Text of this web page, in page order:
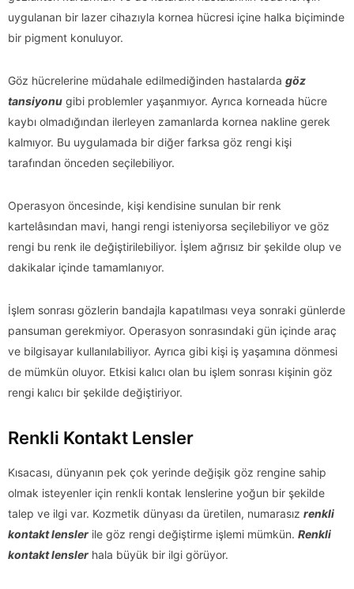
uygulanan bir lazer cihazıyla kornea hücresi içine halka biçiminde
bir pigment konuluyor.
Göz hücrelerine müdahale edilmediğinden hastalarda göz
tansiyonu gibi problemler yaşanmıyor. Ayrıca korneada hücre
kaybı olmadığından ilerleyen zamanlarda kornea nakline gerek
kalmıyor. Bu uygulamada bir diğer farksa göz rengi kişi
tarafından önceden seçilebiliyor.
Operasyon öncesinde, kişi kendisine sunulan bir renk
kartelâsından mavi, hangi rengi isteniyorsa seçilebiliyor ve göz
rengi bu renk ile değiştirilebiliyor. İşlem ağrısız bir şekilde olup ve
dakikalar içinde tamamlanıyor.
İşlem sonrası gözlerin bandajla kapatılması veya sonraki günlerde
pansuman gerekmiyor. Operasyon sonrasındaki gün içinde araç
ve bilgisayar kullanılabiliyor. Ayrıca gibi kişi iş yaşamına dönmesi
de mümkün oluyor. Etkisi kalıcı olan bu işlem sonrası kişinin göz
rengi kalıcı bir şekilde değiştiriyor.
Renkli Kontakt Lensler
Kısacası, dünyanın pek çok yerinde değişik göz rengine sahip
olmak isteyenler için renkli kontak lenslerine yoğun bir şekilde
talep ve ilgi var. Kozmetik dünyası da üretilen, numarasız renkli
kontakt lensler ile göz rengi değiştirme işlemi mümkün. Renkli
kontakt lensler hala büyük bir ilgi görüyor.